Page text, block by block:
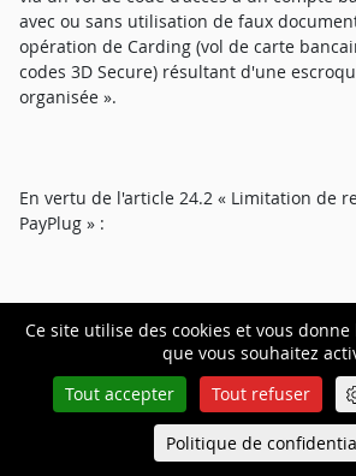
Ce site utilise des cookies et vous
que vous souhaitez
Tout accepter
Tout refuser
Politique de
avec ou sans utilisation de faux
opération de Carding (vol de carte
codes 3D Secure) résultant d'une
organisée ».
En vertu de l'article 24.2 « Limitation de
PayPlug » :
« En tant que prestataire de services de
est responsable à l'égard de l'Acheteur
les cas, en cas d'opération de paiement
d'opération de paiement mal exécutée
prévues aux articles L. 133-18 et suivants
et financier. Toutefois, par dérogation
Queue-Fair